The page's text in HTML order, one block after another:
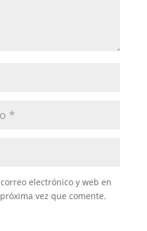
electrónico y web en
vez que comente.